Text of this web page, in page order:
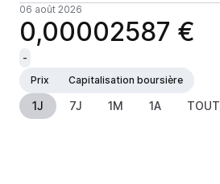
06 août 2026
0,00002587 €
-
Prix
Capitalisation boursière
1J 7J 1M 1A TOUT